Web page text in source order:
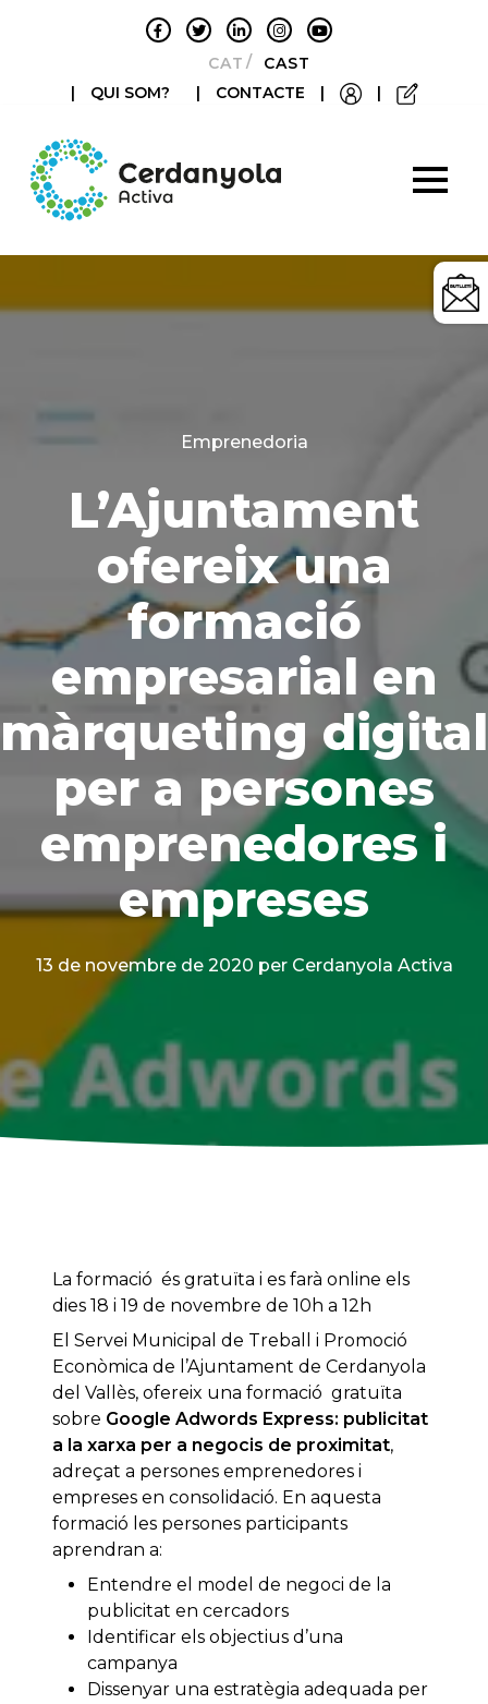
CATALÀCASTELLANO
|
QUI SOM? | CONTACTE | |
Categories
Emprenedoria
L’Ajuntament
ofereix una
formació
empresarial en
màrqueting digital
per a persones
emprenedores i
empreses
13 de novembre de 2020 per Cerdanyola Activa
La formació és gratuïta i es farà online els
dies 18 i 19 de novembre de 10h a 12h
El Servei Municipal de Treball i Promoció
Econòmica de l’Ajuntament de Cerdanyola
del Vallès, ofereix una formació gratuïta
sobre Google Adwords Express: publicitat
a la xarxa per a negocis de proximitat,
adreçat a persones emprenedores i
empreses en consolidació. En aquesta
formació les persones participants
aprendran a:
Entendre el model de negoci de la
publicitat en cercadors
Identificar els objectius d’una
campanya
Dissenyar una estratègia adequada per